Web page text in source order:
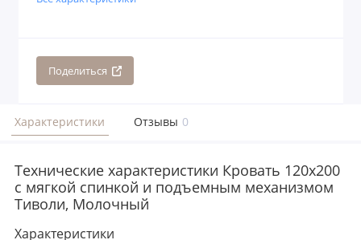
Поделиться
Характеристики Отзывы 0
Технические характеристики Кровать 120x200
с мягкой спинкой и подъемным механизмом
Тиволи, Молочный
Характеристики